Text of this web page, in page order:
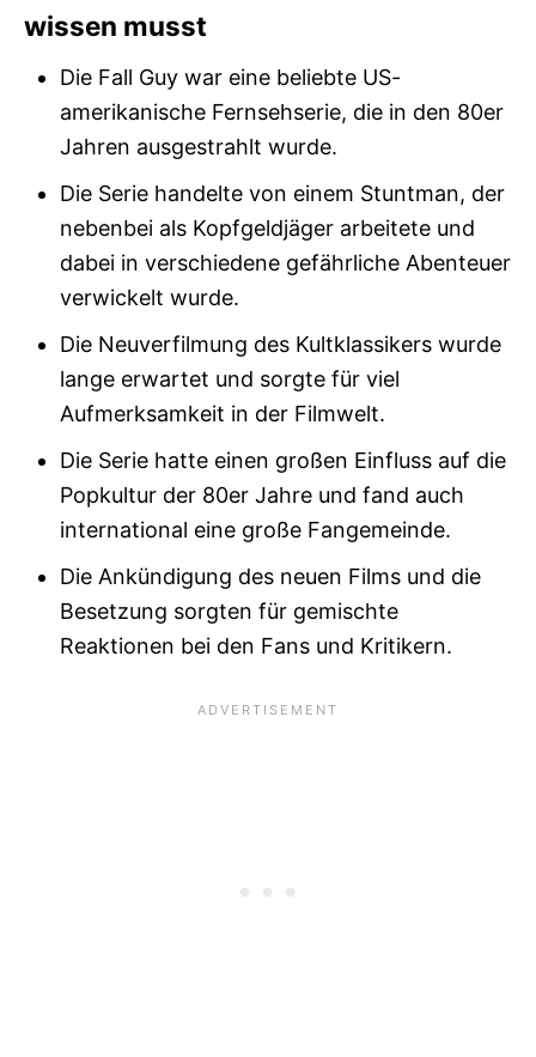
wissen musst
Die Fall Guy war eine beliebte US-
amerikanische Fernsehserie, die in den 80er
Jahren ausgestrahlt wurde.
Die Serie handelte von einem Stuntman, der
nebenbei als Kopfgeldjäger arbeitete und
dabei in verschiedene gefährliche Abenteuer
verwickelt wurde.
Die Neuverfilmung des Kultklassikers wurde
lange erwartet und sorgte für viel
Aufmerksamkeit in der Filmwelt.
Die Serie hatte einen großen Einfluss auf die
Popkultur der 80er Jahre und fand auch
international eine große Fangemeinde.
Die Ankündigung des neuen Films und die
Besetzung sorgten für gemischte
Reaktionen bei den Fans und Kritikern.